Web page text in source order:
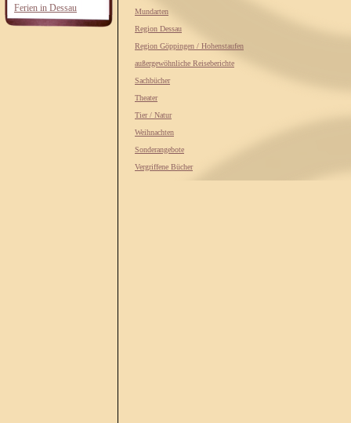
Ferien in Dessau
Mundarten
Region Dessau
Region Göppingen / Hohenstaufen
außergewöhnliche Reiseberichte
Sachbücher
Theater
Tier / Natur
Weihnachten
Sonderangebote
Vergriffene Bücher